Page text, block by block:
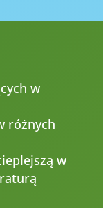
w
różnych
w